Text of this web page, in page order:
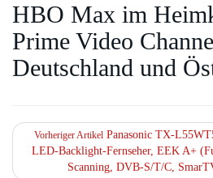
HBO Max im
Prime Video
Deutschland und
Vorheriger Artikel Panasonic TX-
LED-Backlight-Fernseher, EEK A+
Scanning, DVB-S/T/C,